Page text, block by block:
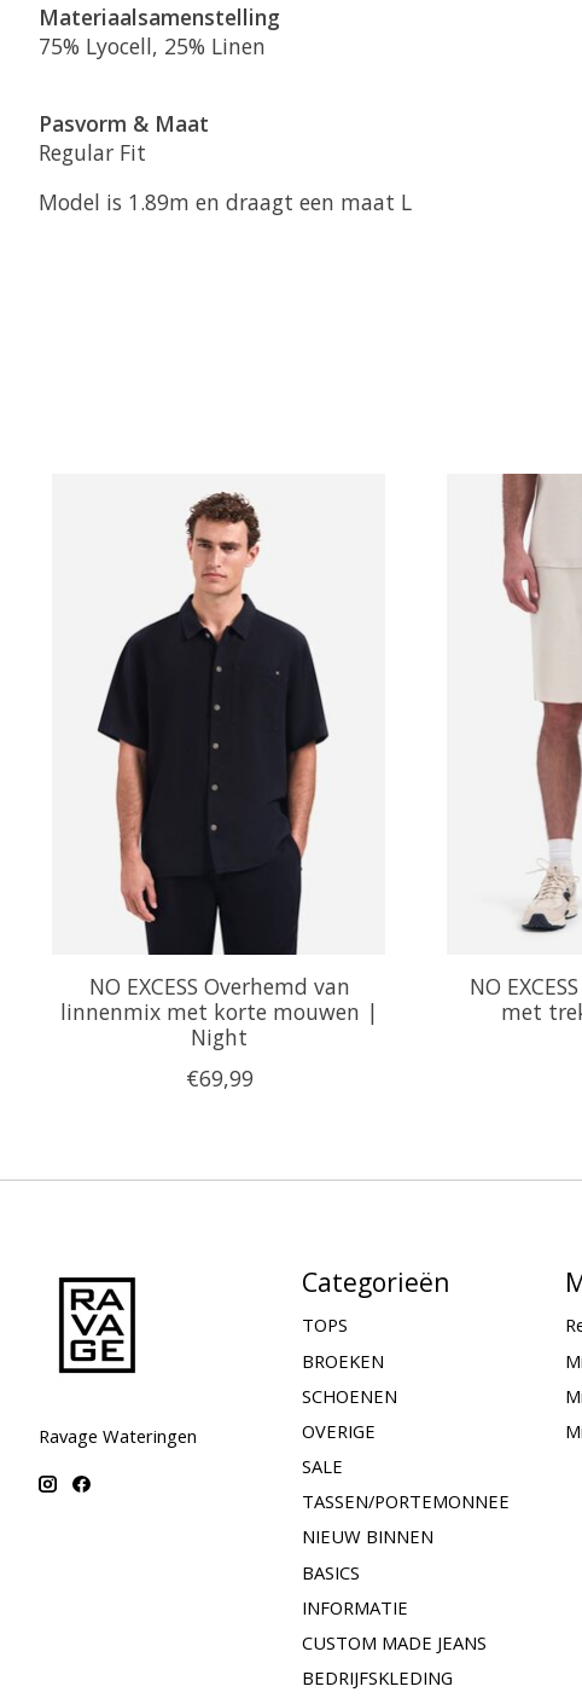
Materiaalsamenstelling
75% Lyocell, 25% Linen
Pasvorm & Maat
Regular Fit
Model is 1.89m en draagt een maat L
Items van productcarrousel
NO EXCESS Overhemd van
linnenmix met korte mouwen |
Night
€69,99
NO
met
Ravage Wateringen
Categorieën
TOPS
BROEKEN
SCHOENEN
OVERIGE
SALE
TASSEN/PORTEMONNEE
NIEUW BINNEN
BASICS
INFORMATIE
CUSTOM MADE JEANS
BEDRIJFSKLEDING